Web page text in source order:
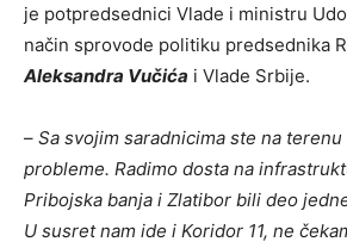
je potpredsednici Vlade i ministru
način sprovode politiku predsednika
Aleksandra Vučića i Vlade Srbije.
– Sa svojim saradnicima ste na
probleme. Radimo dosta na
Pribojska banja i Zlatibor bili deo
U susret nam ide i Koridor 11, ne